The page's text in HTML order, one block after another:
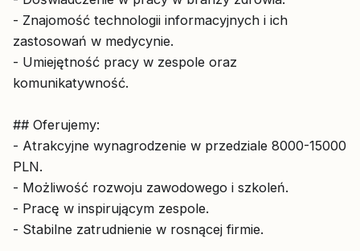
- Znajomość technologii informacyjnych i ich
zastosowań w medycynie.
- Umiejętność pracy w zespole oraz
komunikatywność.
## Oferujemy:
- Atrakcyjne wynagrodzenie w przedziale 8000-15000
PLN.
- Możliwość rozwoju zawodowego i szkoleń.
- Pracę w inspirującym zespole.
- Stabilne zatrudnienie w rosnącej firmie.